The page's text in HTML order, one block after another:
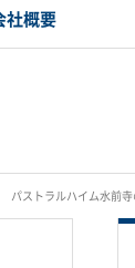
社概要
パストラルハイム水前